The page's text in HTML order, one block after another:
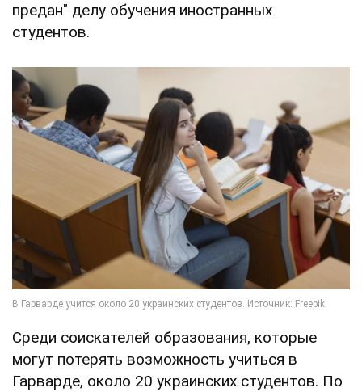
предан" делу обучения иностранных
студентов.
Среди соискателей образования, которые
могут потерять возможность учиться в
Гарварде, около 20 украинских студентов. По